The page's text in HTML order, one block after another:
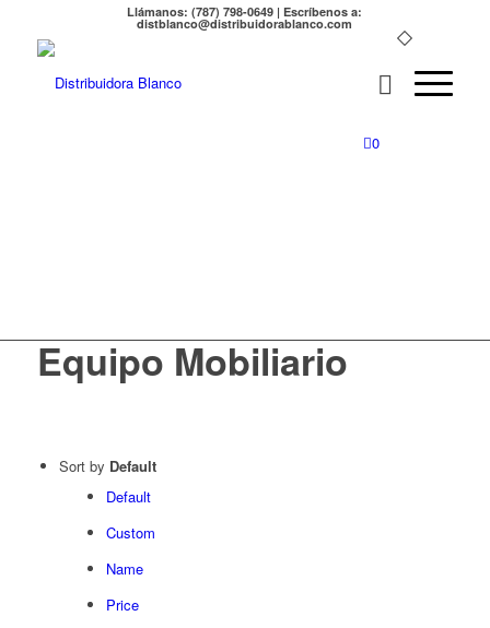
Llámanos: (787) 798-0649 | Escríbenos a:
distblanco@distribuidorablanco.com
0
Equipo Mobiliario
Sort by Default
Default
Custom
Name
Price